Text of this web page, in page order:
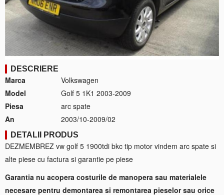
DESCRIERE
Marca
Volkswagen
Model
Golf 5 1K1 2003-2009
Piesa
arc spate
An
2003/10-2009/02
DETALII PRODUS
DEZMEMBREZ vw golf 5 1900tdi bkc tip motor vindem arc spate si
alte piese cu factura si garantie pe piese
Garantia nu acopera costurile de manopera sau materialele
necesare pentru demontarea si remontarea pieselor sau orice